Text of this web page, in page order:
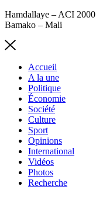
Hamdallaye – ACI 2000
Bamako – Mali
Accueil
A la une
Politique
Économie
Société
Culture
Sport
Opinions
International
Vidéos
Photos
Recherche